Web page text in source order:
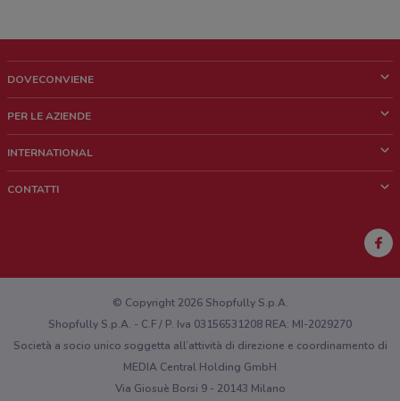
DOVECONVIENE
Chi siamo
Lavora con noi
PER LE AZIENDE
Richieste commerciali e marketing
INTERNATIONAL
CONTATTI
Hai un malfunzionamento sul web o sull'app?
© Copyright 2026 Shopfully S.p.A.
Shopfully S.p.A. - C.F / P. Iva 03156531208 REA: MI-2029270
Società a socio unico soggetta all’attività di direzione e coordinamento di
MEDIA Central Holding GmbH
Via Giosuè Borsi 9 - 20143 Milano